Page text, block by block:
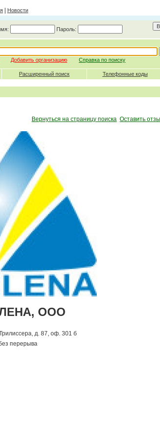
Новости
Пароль:
Добавить организацию Справка по поиску
Расширенный поиск Телефонные коды
Вернуться на страницу поиска Оставить
ООО
д. 87, оф. 301 б
перерыва